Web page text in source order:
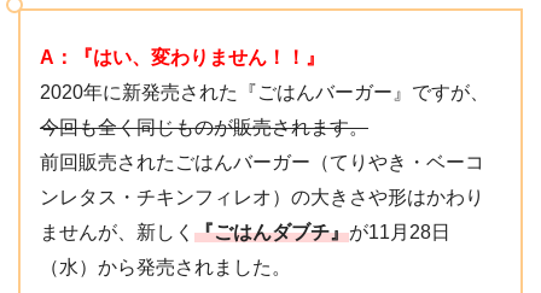
A：『はい、変わりません！！』
2020年に新発売された『ごはんバーガー』ですが、
今回も全く同じものが販売されます。
前回販売されたごはんバーガー（てりやき・ベーコ
ンレタス・チキンフィレオ）の大きさや形はかわり
ませんが、新しく 『ごはんダブチ』が11月28日
（水）から発売されました。